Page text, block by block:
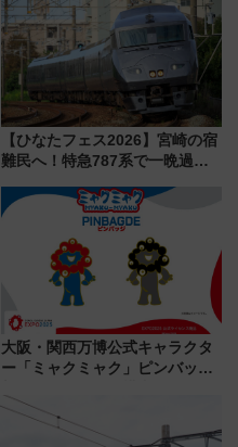
【ひなたフェス2026】宮崎の宿
難民へ！特急787系で一晩過ご
ローおひさま」が救世主に？
大阪・関西万博公式キャラクタ
ー「ミャクミャク」ピンバッジ
中旬発売